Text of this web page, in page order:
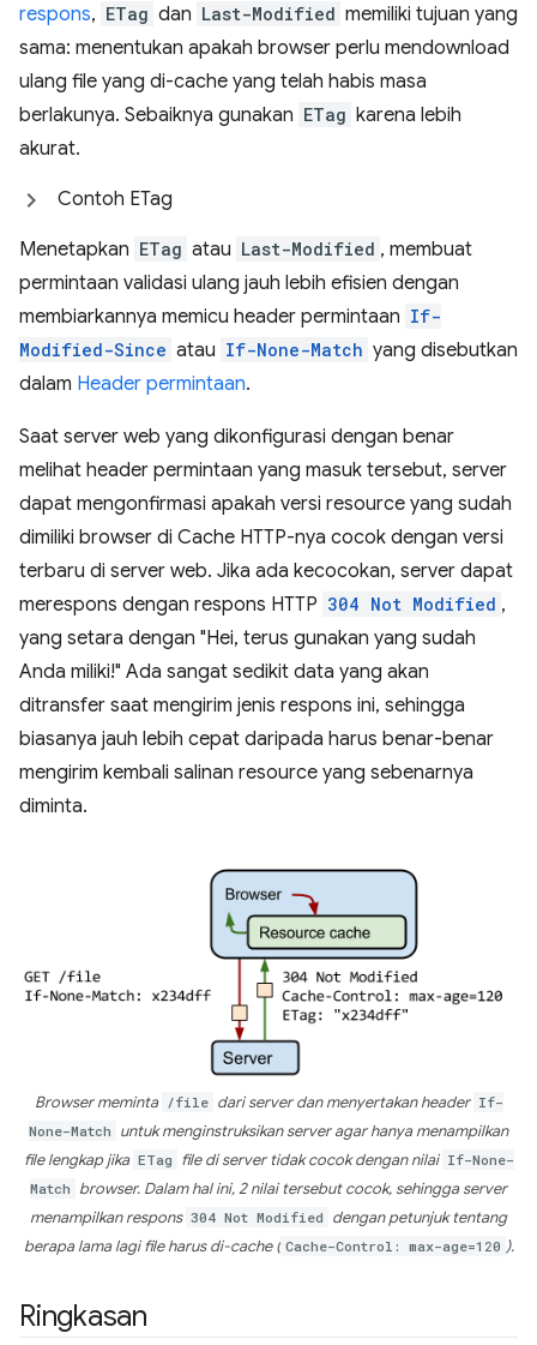
respons, ETag dan Last-Modified memiliki tujuan yang
sama: menentukan apakah browser perlu mendownload
ulang file yang di-cache yang telah habis masa
berlakunya. Sebaiknya gunakan ETag karena lebih
akurat.
Contoh ETag
Menetapkan ETag atau Last-Modified , membuat
permintaan validasi ulang jauh lebih efisien dengan
membiarkannya memicu header permintaan If-
Modified-Since atau If-None-Match yang disebutkan
dalam Header permintaan.
Saat server web yang dikonfigurasi dengan benar
melihat header permintaan yang masuk tersebut, server
dapat mengonfirmasi apakah versi resource yang sudah
dimiliki browser di Cache HTTP-nya cocok dengan versi
terbaru di server web. Jika ada kecocokan, server dapat
merespons dengan respons HTTP 304 Not Modified ,
yang setara dengan "Hei, terus gunakan yang sudah
Anda miliki!" Ada sangat sedikit data yang akan
ditransfer saat mengirim jenis respons ini, sehingga
biasanya jauh lebih cepat daripada harus benar-benar
mengirim kembali salinan resource yang sebenarnya
diminta.
Browser meminta /file dari server dan menyertakan header If-
None-Match untuk menginstruksikan server agar hanya menampilkan
file lengkap jika ETag file di server tidak cocok dengan nilai If-None-
Match browser. Dalam hal ini, 2 nilai tersebut cocok, sehingga server
menampilkan respons 304 Not Modified dengan petunjuk tentang
berapa lama lagi file harus di-cache ( Cache-Control: max-age=120 ).
Ringkasan